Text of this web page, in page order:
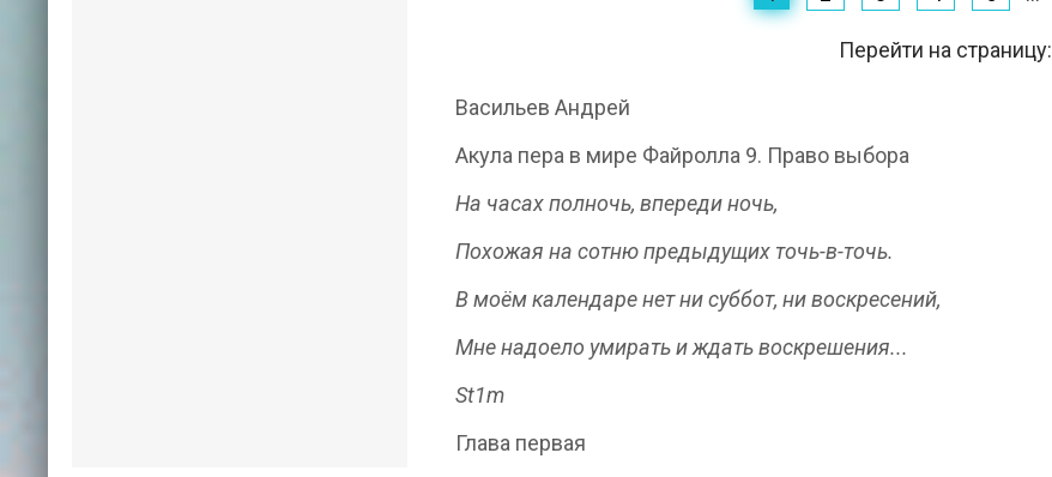
Перейти на страницу:
Васильев Андрей
Акула пера в мире Файролла 9. Право выбора
На часах полночь, впереди ночь,
Похожая на сотню предыдущих точь-в-точь.
В моём календаре нет ни суббот, ни воскресений,
Мне надоело умирать и ждать воскрешения...
St1m
Глава первая